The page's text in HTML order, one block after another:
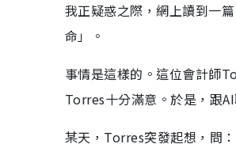
我正疑惑之際，網上讀到一
命」。
事情是這樣的。這位會計師
Torres十分滿意。於是，跟
某天，Torres突發起想，問